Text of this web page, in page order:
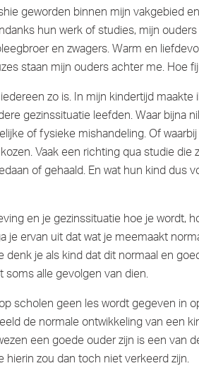
geworden binnen mijn vakgebied
hun werk of studies, mijn
en zwagers. Warm en
staan mijn ouders achter me. Hoe
zo is. In mijn kindertijd
gezinssituatie leefden. Waar bijna
of fysieke mishandeling. Of
Vaak een richting qua studie die
of gehaald. En wat hun kind dus
en je gezinssituatie hoe je wordt,
je ervan uit dat wat je meemaakt
je als kind dat dit normaal en
soms alle gevolgen van dien.
scholen geen les wordt gegeven in
de normale ontwikkeling van een
een goede ouder zijn is een van
zou dan toch niet verkeerd zijn.